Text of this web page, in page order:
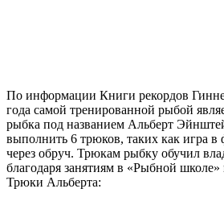
По информации Книги рекордов
года самой тренированной рыбой
рыбка под названием Альберт
выполнить 6 трюков, таких как игра в
через обруч. Трюкам рыбку обучил
благодаря занятиям в «Рыбной
Трюки Альберта: